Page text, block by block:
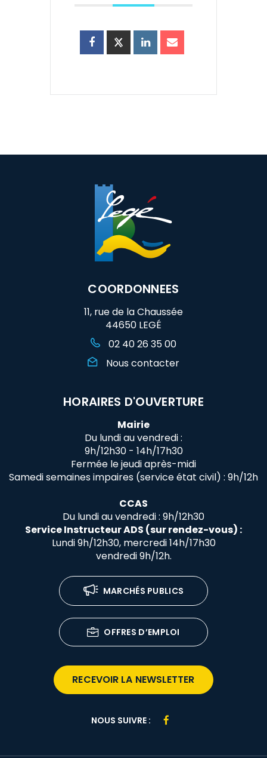
COORDONNEES
11, rue de la Chaussée
44650 LEGÉ
02 40 26 35 00
Nous contacter
HORAIRES D'OUVERTURE
Mairie
Du lundi au vendredi :
9h/12h30 - 14h/17h30
Fermée le jeudi après-midi
Samedi semaines impaires (service état civil) : 9h/12h
CCAS
Du lundi au vendredi : 9h/12h30
Service Instructeur ADS (sur rendez-vous) :
Lundi 9h/12h30, mercredi 14h/17h30
vendredi 9h/12h.
MARCHÉS PUBLICS
OFFRES D’EMPLOI
RECEVOIR LA NEWSLETTER
NOUS SUIVRE :